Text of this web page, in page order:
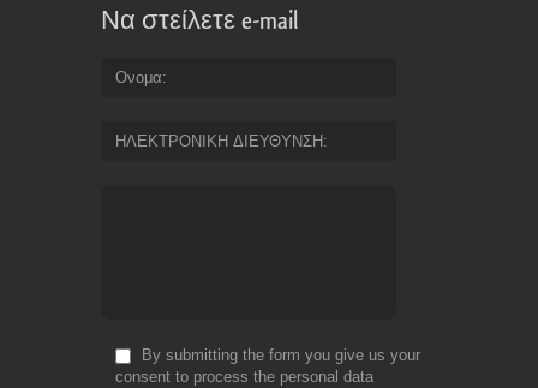
Να στείλετε e-mail
Ονομα
ΗΛΕΚΤΡΟΝΙΚΗ ΔΙΕΥΘΥΝΣΗ
By submitting the form you give us your
consent to process the personal data